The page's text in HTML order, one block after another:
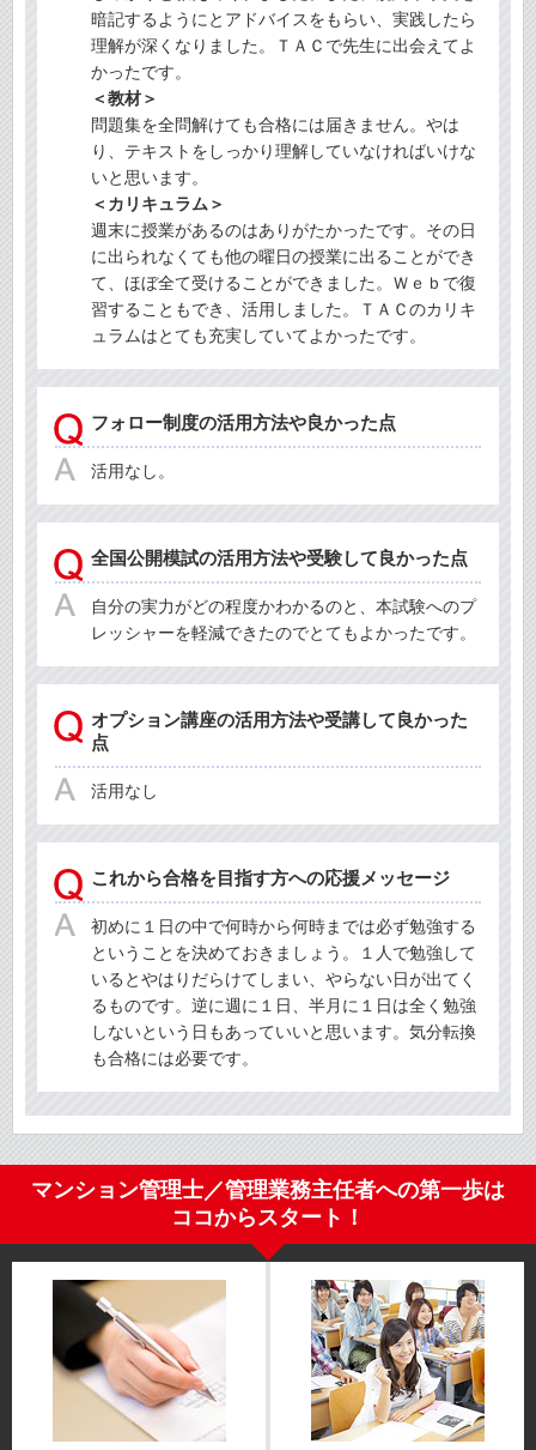
暗記するようにとアドバイスをもらい、実践したら
理解が深くなりました。ＴＡＣで先生に出会えてよ
かったです。
＜教材＞
問題集を全問解けても合格には届きません。やは
り、テキストをしっかり理解していなければいけな
いと思います。
＜カリキュラム＞
週末に授業があるのはありがたかったです。その日
に出られなくても他の曜日の授業に出ることができ
て、ほぼ全て受けることができました。Ｗｅｂで復
習することもでき、活用しました。ＴＡＣのカリキ
ュラムはとても充実していてよかったです。
フォロー制度の活用方法や良かった点
活用なし。
全国公開模試の活用方法や受験して良かった点
自分の実力がどの程度かわかるのと、本試験へのプ
レッシャーを軽減できたのでとてもよかったです。
オプション講座の活用方法や受講して良かった
点
活用なし
これから合格を目指す方への応援メッセージ
初めに１日の中で何時から何時までは必ず勉強する
ということを決めておきましょう。１人で勉強して
いるとやはりだらけてしまい、やらない日が出てく
るものです。逆に週に１日、半月に１日は全く勉強
しないという日もあっていいと思います。気分転換
も合格には必要です。
マンション管理士／管理業務主任者への第一歩は
ココからスタート！